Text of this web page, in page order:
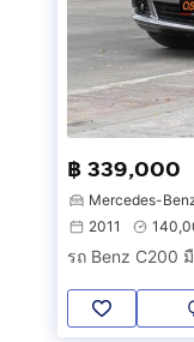
฿ 339,000
Mercedes-
2011